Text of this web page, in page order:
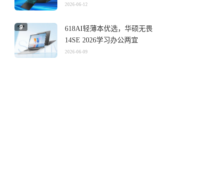
2026-06-12
618AI轻薄本优选，华硕无畏
14SE 2026学习办公两宜
2026-06-09